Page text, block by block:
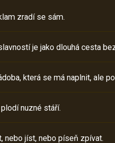
zradí se sám.
je jako dlouhá cesta
která se má naplnit, ale
nuzné stáří.
nebo jíst, nebo píseň zpívat.